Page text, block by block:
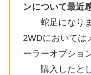
ンについて最近
蛇足になりま
2WDにおいては
ーラーオプショ
購入したとし